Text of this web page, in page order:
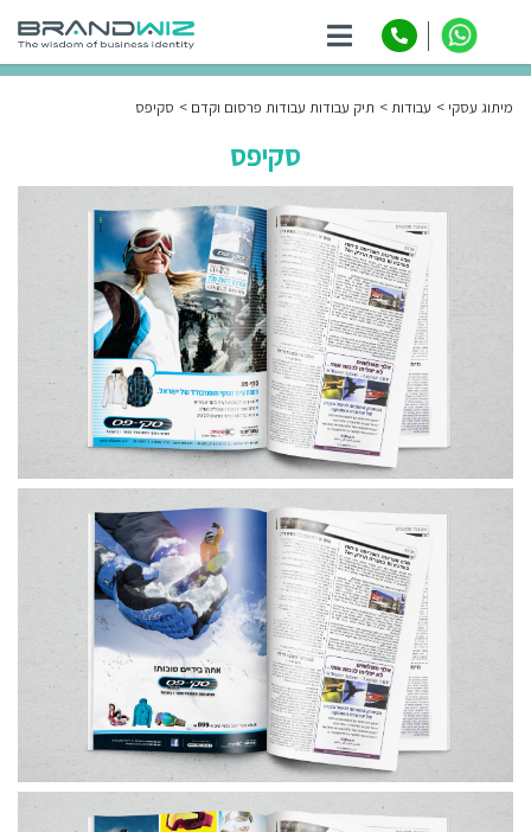
מיתוג עסקי עבודות תיק עבודות עבודות פרסום וקדם סקיפס
סקיפס